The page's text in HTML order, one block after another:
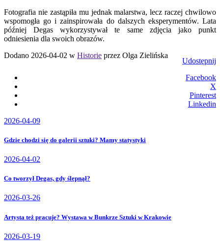
Fotografia nie zastąpiła mu jednak malarstwa, lecz raczej chwilowo
wspomogła go i zainspirowała do dalszych eksperymentów. Lata
później Degas wykorzystywał te same zdjęcia jako punkt
odniesienia dla swoich obrazów.
Dodano 2026-04-02 w Historie przez Olga Zielińska
Udostępnij
Facebook
X
Pinterest
Linkedin
2026-04-09
Gdzie chodzi się do galerii sztuki? Mamy statystyki
2026-04-02
Co tworzył Degas, gdy ślepnął?
2026-03-26
Artysta też pracuje? Wystawa w Bunkrze Sztuki w Krakowie
2026-03-19